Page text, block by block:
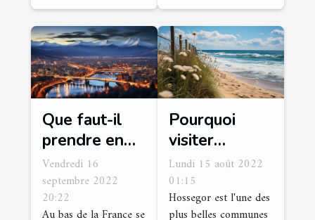
Que faut-il
prendre en
compte pour
réussir le
tourisme à
Vendredi 16
septembre 2022
20:22
Au bas de la France se
Pourquoi
visiter
Hossegor ?
Lundi 15 août 2022
01:15
Hossegor est l'une des
plus belles communes